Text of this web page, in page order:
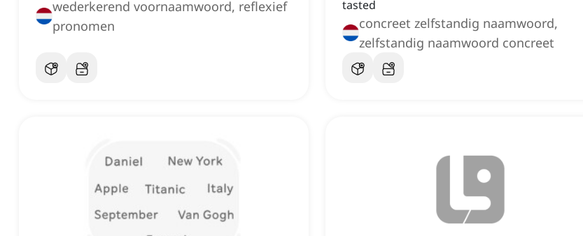
wederkerend voornaamwoord, reflexief
pronomen
tasted
concreet zelfstandig naamwoord,
zelfstandig naamwoord concreet